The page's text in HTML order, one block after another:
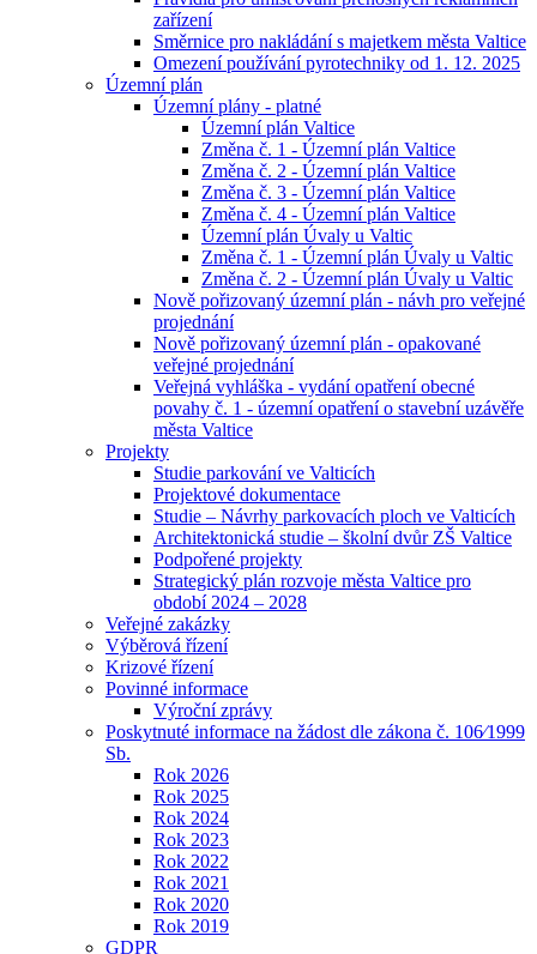
zařízení
Směrnice pro nakládání s majetkem města Valtice
Omezení používání pyrotechniky od 1. 12. 2025
Územní plán
Územní plány - platné
Územní plán Valtice
Změna č. 1 - Územní plán Valtice
Změna č. 2 - Územní plán Valtice
Změna č. 3 - Územní plán Valtice
Změna č. 4 - Územní plán Valtice
Územní plán Úvaly u Valtic
Změna č. 1 - Územní plán Úvaly u Valtic
Změna č. 2 - Územní plán Úvaly u Valtic
Nově pořizovaný územní plán - návh pro veřejné
projednání
Nově pořizovaný územní plán - opakované
veřejné projednání
Veřejná vyhláška - vydání opatření obecné
povahy č. 1 - územní opatření o stavební uzávěře
města Valtice
Projekty
Studie parkování ve Valticích
Projektové dokumentace
Studie – Návrhy parkovacích ploch ve Valticích
Architektonická studie – školní dvůr ZŠ Valtice
Podpořené projekty
Strategický plán rozvoje města Valtice pro
období 2024 – 2028
Veřejné zakázky
Výběrová řízení
Krizové řízení
Povinné informace
Výroční zprávy
Poskytnuté informace na žádost dle zákona č. 106⁄1999
Sb.
Rok 2026
Rok 2025
Rok 2024
Rok 2023
Rok 2022
Rok 2021
Rok 2020
Rok 2019
GDPR